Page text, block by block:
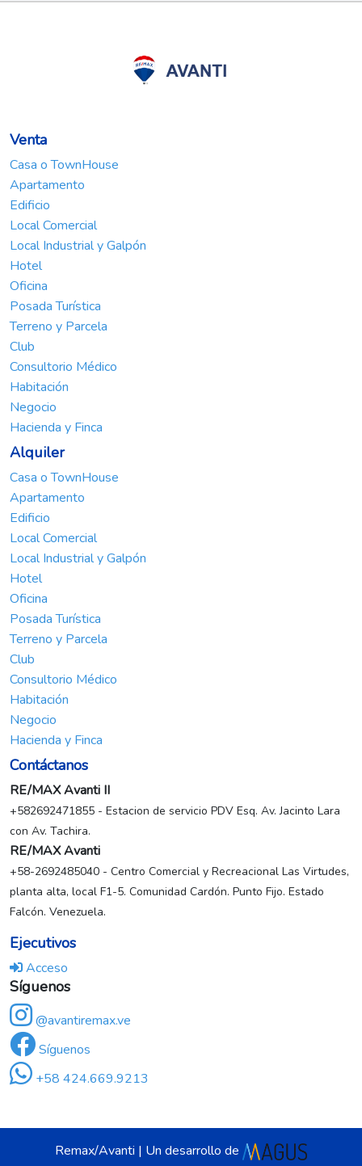
Venta
Casa o TownHouse
Apartamento
Edificio
Local Comercial
Local Industrial y Galpón
Hotel
Oficina
Posada Turística
Terreno y Parcela
Club
Consultorio Médico
Habitación
Negocio
Hacienda y Finca
Alquiler
Casa o TownHouse
Apartamento
Edificio
Local Comercial
Local Industrial y Galpón
Hotel
Oficina
Posada Turística
Terreno y Parcela
Club
Consultorio Médico
Habitación
Negocio
Hacienda y Finca
Contáctanos
RE/MAX Avanti II
+582692471855 - Estacion de servicio PDV Esq. Av. Jacinto Lara
con Av. Tachira.
RE/MAX Avanti
+58-2692485040 - Centro Comercial y Recreacional Las Virtudes,
planta alta, local F1-5. Comunidad Cardón. Punto Fijo. Estado
Falcón. Venezuela.
Ejecutivos
Acceso
Síguenos
@avantiremax.ve
Síguenos
+58 424.669.9213
Remax/Avanti | Un desarrollo de